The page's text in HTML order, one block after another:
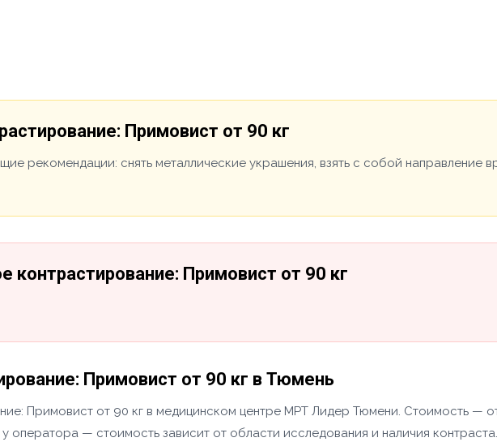
Примовист от 90 кг
рекомендации: снять металлические украшения, взять с собой направление
контрастирование: Примовист от 90 кг
Примовист от 90 кг в Тюмень
Примовист от 90 кг в медицинском центре МРТ Лидер Тюмени. Стоимость —
оператора — стоимость зависит от области исследования и наличия контраста.